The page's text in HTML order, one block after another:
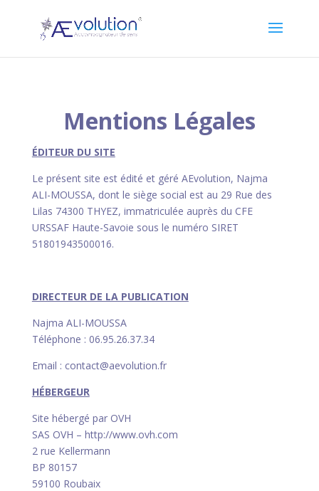
Mentions Légales
ÉDITEUR DU SITE
Le présent site est édité et géré AEvolution, Najma
ALI-MOUSSA, dont le siège social est au 29 Rue des
Lilas 74300 THYEZ, immatriculée auprès du CFE
URSSAF Haute-Savoie sous le numéro SIRET
51801943500016.
DIRECTEUR DE LA PUBLICATION
Najma ALI-MOUSSA
Téléphone : 06.95.26.37.34
Email : contact@aevolution.fr
HÉBERGEUR
Site hébergé par OVH
SAS OVH – http://www.ovh.com
2 rue Kellermann
BP 80157
59100 Roubaix